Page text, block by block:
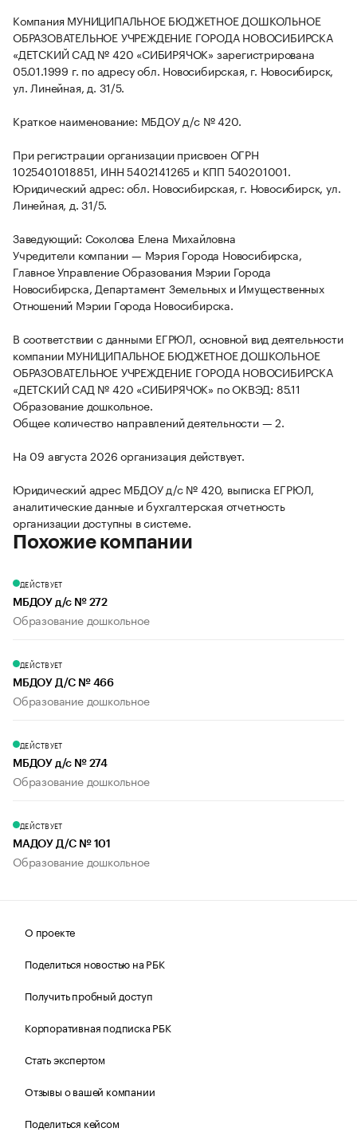
Компания МУНИЦИПАЛЬНОЕ БЮДЖЕТНОЕ ДОШКОЛЬНОЕ
ОБРАЗОВАТЕЛЬНОЕ УЧРЕЖДЕНИЕ ГОРОДА НОВОСИБИРСКА
«ДЕТСКИЙ САД № 420 «СИБИРЯЧОК» зарегистрирована
05.01.1999 г. по адресу обл. Новосибирская, г. Новосибирск,
ул. Линейная, д. 31/5.
Краткое наименование: МБДОУ д/с № 420.
При регистрации организации присвоен ОГРН
1025401018851, ИНН 5402141265 и КПП 540201001.
Юридический адрес: обл. Новосибирская, г. Новосибирск, ул.
Линейная, д. 31/5.
Заведующий: Соколова Елена Михайловна
Учредители компании — Мэрия Города Новосибирска,
Главное Управление Образования Мэрии Города
Новосибирска, Департамент Земельных и Имущественных
Отношений Мэрии Города Новосибирска.
В соответствии с данными ЕГРЮЛ, основной вид деятельности
компании МУНИЦИПАЛЬНОЕ БЮДЖЕТНОЕ ДОШКОЛЬНОЕ
ОБРАЗОВАТЕЛЬНОЕ УЧРЕЖДЕНИЕ ГОРОДА НОВОСИБИРСКА
«ДЕТСКИЙ САД № 420 «СИБИРЯЧОК» по ОКВЭД: 85.11
Образование дошкольное.
Общее количество направлений деятельности — 2.
На 09 августа 2026 организация действует.
Юридический адрес МБДОУ д/с № 420, выписка ЕГРЮЛ,
аналитические данные и бухгалтерская отчетность
организации доступны в системе.
Похожие компании
ДЕЙСТВУЕТ
МБДОУ д/с № 272
Образование дошкольное
ДЕЙСТВУЕТ
МБДОУ Д/С № 466
Образование дошкольное
ДЕЙСТВУЕТ
МБДОУ д/с № 274
Образование дошкольное
ДЕЙСТВУЕТ
МАДОУ Д/С № 101
Образование дошкольное
О проекте
Поделиться новостью на РБК
Получить пробный доступ
Корпоративная подписка РБК
Стать экспертом
Отзывы о вашей компании
Поделиться кейсом